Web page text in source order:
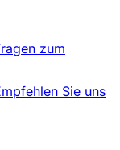
zum
Sie uns